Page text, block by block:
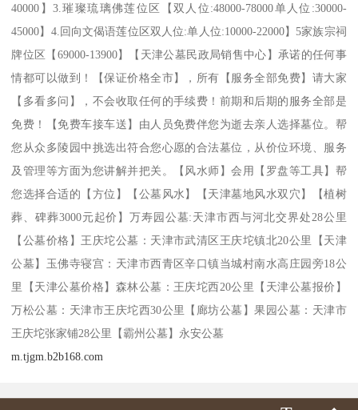
40000】3.璀璨琉璃佛莲位区【双人位:48000-78000单人位:30000-
45000】4.回向文偈语莲位区双人位:单人位:10000-22000】5家族宗祠
牌位区【69000-13900】【天津公墓民政局销售中心】承诺的任何事
情都可以做到！【保证价格全市】，所有【服务全部免费】请大家
【多看多问】，不会收取任何的手续费！前期和后期的服务全部是
免费！【免费车接车送】由人员免费伴您为逝去亲人选择墓位。帮
您从众多陵园中挑选出符合您心愿的合法墓位，从价位环境、服务
及管理等方面为您讲解并把关。【风水师】会用【罗盘等工具】帮
您选择合适的【方位】【公墓风水】【天津墓地风水双穴】【植树
葬、碑葬3000元起价】万寿园公墓:天津市西与河北交界处28公里
【公墓价格】王庆坨公墓：天津市武清区王庆坨镇北20公里【天津
公墓】玉佛寺寝宫：天津市西青区辛口镇当城村南水高庄园旁18公
里【天津公墓价格】森林公墓：王庆坨西20公里【天津公墓报价】
万松公墓：天津市王庆坨西30公里【廊坊公墓】果园公墓：天津市
王庆坨张家铺28公里【霸州公墓】永安公墓
m.tjgm.b2b168.com